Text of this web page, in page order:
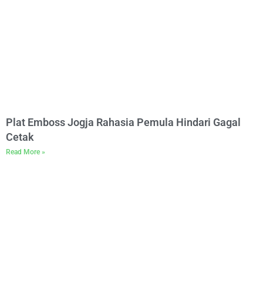
Plat Emboss Jogja Rahasia Pemula Hindari Gagal
Cetak
Read More »